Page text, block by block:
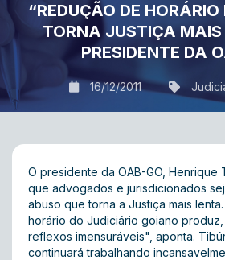
“REDUÇÃO DE
TORNA JUSTIÇA MAIS
PRESIDENTE DA
16/12/2011
O presidente da OAB-GO, Henrique
que advogados e jurisdicionados
abuso que torna a Justiça mais
horário do Judiciário goiano produz,
reflexos imensuráveis", aponta.
continuará trabalhando